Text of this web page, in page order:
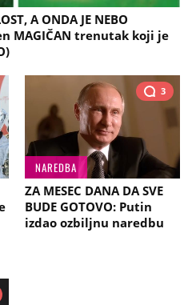
A ONDA JE NEBO
MAGIČAN trenutak koji je
3
NAREDBA
ZA MESEC DANA DA SVE
BUDE GOTOVO: Putin
izdao ozbiljnu naredbu